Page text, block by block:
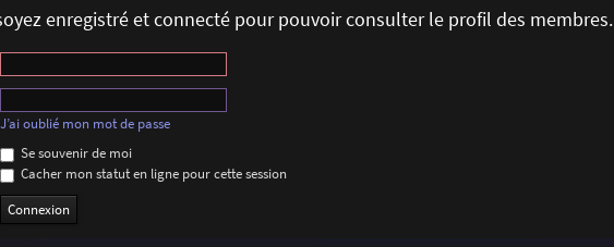
enregistré et connecté pour pouvoir consulter le profil des membres.
J’ai oublié mon mot de passe
Se souvenir de moi
Cacher mon statut en ligne pour cette session